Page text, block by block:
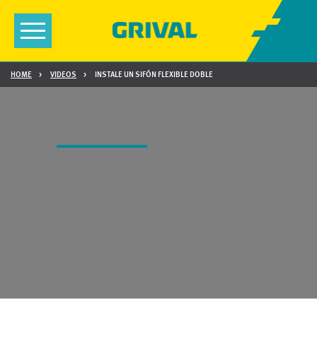
Toggle
navigation
HOME VIDEOS INSTALE UN SIFÓN FLEXIBLE DOBLE